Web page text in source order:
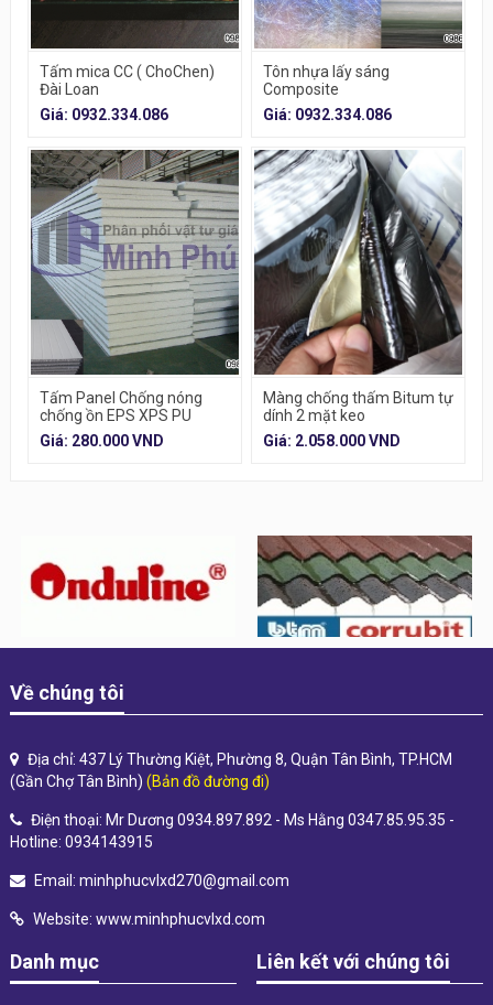
Tấm mica CC ( ChoChen)
Đài Loan
Giá: 0932.334.086
Tôn nhựa lấy sáng
Composite
Giá: 0932.334.086
Tấm Panel Chống nóng
chống ồn EPS XPS PU
ROCKWOOL
Giá: 280.000 VND
Màng chống thấm Bitum tự
dính 2 mặt keo
Giá: 2.058.000 VND
Về chúng tôi
Địa chỉ: 437 Lý Thường Kiệt, Phường 8, Quận Tân Bình, TP.HCM
(Gần Chợ Tân Bình) (Bản đồ đường đi)
Điện thoại: Mr Dương 0934.897.892 - Ms Hằng 0347.85.95.35 -
Hotline: 0934143915
Email: minhphucvlxd270@gmail.com
Website: www.minhphucvlxd.com
Danh mục Liên kết với chúng tôi